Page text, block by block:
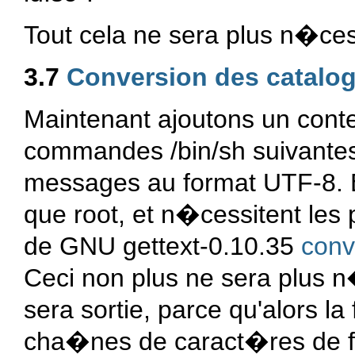
Tout cela ne sera plus
3.7 Conversion des
Maintenant ajoutons un
commandes /bin/sh
messages au format UTF-
que root, et n�cessitent les
de GNU gettext-0.10.35
Ceci non plus ne sera plus
sera sortie, parce qu'alors
cha�nes de caract�res de